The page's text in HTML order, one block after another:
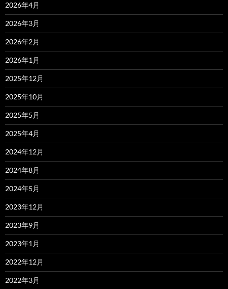
2026年4月
2026年3月
2026年2月
2026年1月
2025年12月
2025年10月
2025年5月
2025年4月
2024年12月
2024年8月
2024年5月
2023年12月
2023年9月
2023年1月
2022年12月
2022年3月